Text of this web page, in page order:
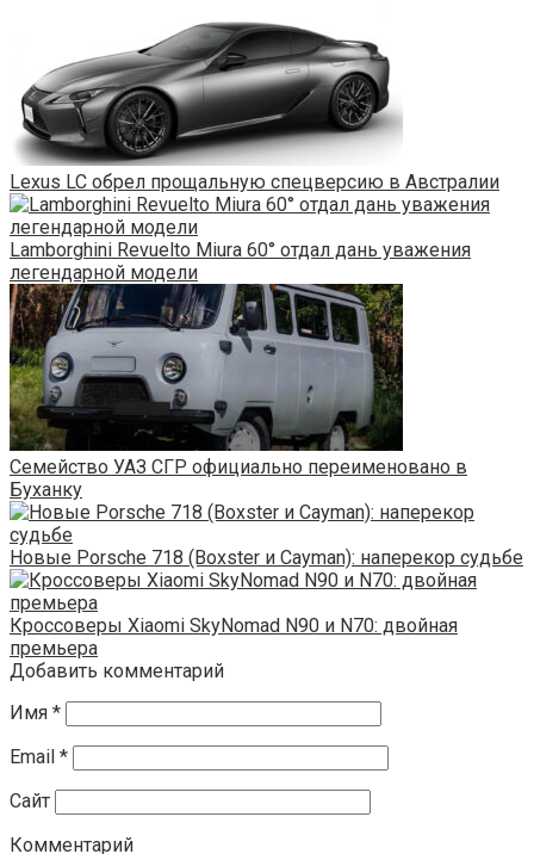
Lexus LC обрел прощальную спецверсию в Австралии
Lamborghini Revuelto Miura 60° отдал дань уважения
легендарной модели
Семейство УАЗ СГР официально переименовано в
Буханку
Новые Porsche 718 (Boxster и Cayman): наперекор судьбе
Кроссоверы Xiaomi SkyNomad N90 и N70: двойная
премьера
Добавить комментарий
Имя *
Email *
Сайт
Комментарий